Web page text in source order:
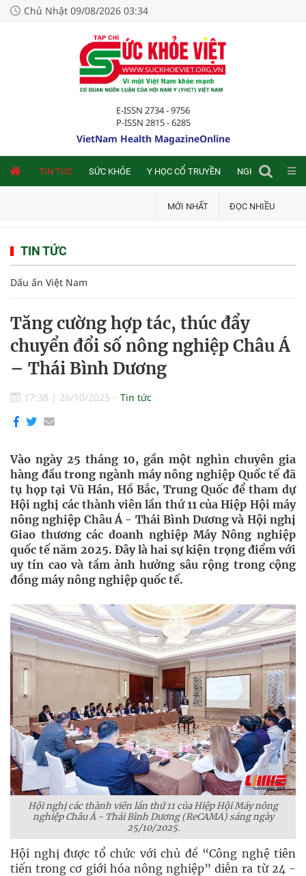
Chủ Nhật 09/08/2026 03:34
E-ISSN 2734 - 9756
P-ISSN 2815 - 6285
VietNam Health MagazineOnline
TIN TỨC SỨC KHỎE Y HỌC CỔ TRUYỀN NGHIÊN CỨU
MỚI NHẤT ĐỌC NHIỀU
TIN TỨC
Dấu ấn Việt Nam
Tăng cường hợp tác, thúc đẩy
chuyển đổi số nông nghiệp Châu Á
– Thái Bình Dương
17:38 | 26/10/2025 Tin tức
Vào ngày 25 tháng 10, gần một nghìn chuyên gia
hàng đầu trong ngành máy nông nghiệp Quốc tế đã
tụ họp tại Vũ Hán, Hồ Bắc, Trung Quốc để tham dự
Hội nghị các thành viên lần thứ 11 của Hiệp Hội máy
nông nghiệp Châu Á - Thái Bình Dương và Hội nghị
Giao thương các doanh nghiệp Máy Nông nghiệp
quốc tế năm 2025. Đây là hai sự kiện trọng điểm với
uy tín cao và tầm ảnh hưởng sâu rộng trong cộng
đồng máy nông nghiệp quốc tế.
Hội nghị các thành viên lần thứ 11 của Hiệp Hội Máy nông
nghiệp Châu Á - Thái Bình Dương (ReCAMA) sáng ngày
25/10/2025.
Hội nghị được tổ chức với chủ đề “Công nghệ tiên
tiến trong cơ giới hóa nông nghiệp” diễn ra từ 24 -